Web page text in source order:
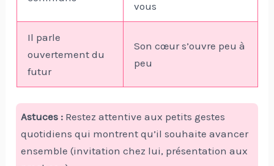
vous
Il parle
ouvertement du
futur
Son cœur s’ouvre peu à
peu
Astuces : Restez attentive aux petits gestes
quotidiens qui montrent qu’il souhaite avancer
ensemble (invitation chez lui, présentation aux